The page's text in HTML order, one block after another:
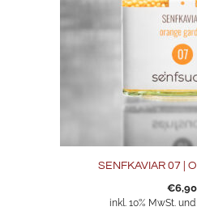
SENFKAVIAR 07 |
€6,90
inkl. 10% MwSt.